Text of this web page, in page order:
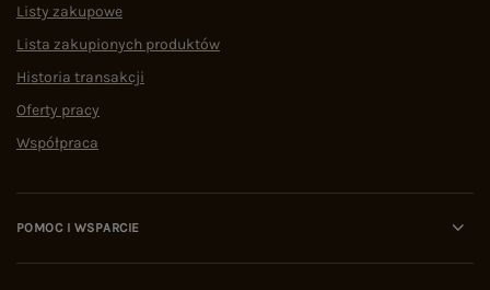
Listy zakupowe
Lista zakupionych produktów
Historia transakcji
Oferty pracy
Współpraca
POMOC I WSPARCIE